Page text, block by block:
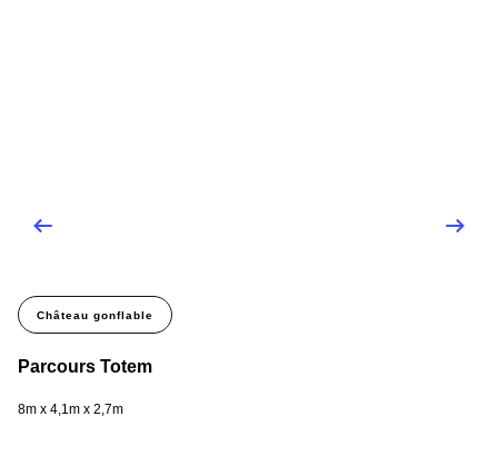
Château gonflable
Parcours Totem
8m x 4,1m x 2,7m